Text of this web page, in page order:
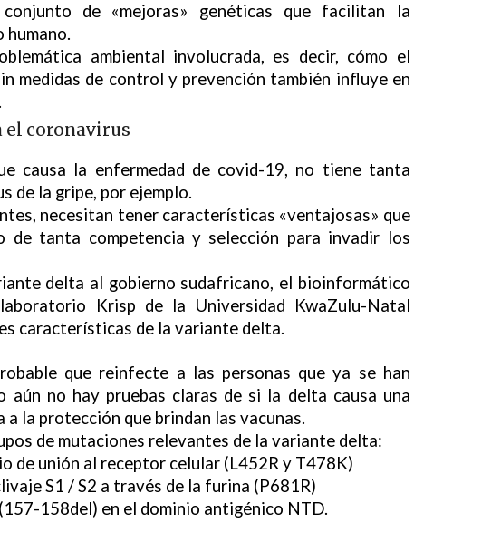
de «mejoras» genéticas que facilitan la
humano.
ambiental involucrada, es decir, cómo el
medidas de control y prevención también influye en
el coronavirus
causa la enfermedad de covid-19, no tiene tanta
de la gripe, por ejemplo.
necesitan tener características «ventajosas» que
de tanta competencia y selección para invadir los
delta al gobierno sudafricano, el bioinformático
Krisp de la Universidad KwaZulu-Natal
características de la variante delta.
que reinfecte a las personas que ya se han
aún no hay pruebas claras de si la delta causa una
a la protección que brindan las vacunas.
de mutaciones relevantes de la variante delta:
de unión al receptor celular (L452R y T478K)
S1 / S2 a través de la furina (P681R)
158del) en el dominio antigénico NTD.